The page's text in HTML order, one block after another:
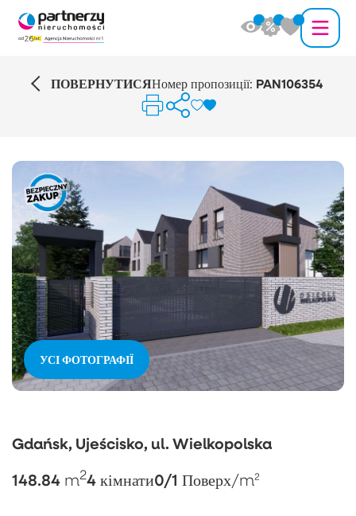
ПОВЕРНУТИСЯНомер пропозиції: PAN106354
УСІ ФОТОГРАФІЇ
Gdańsk, Ujeścisko, ul. Wielkopolska
148.84 m24 кімнати0/1 Поверх/m²